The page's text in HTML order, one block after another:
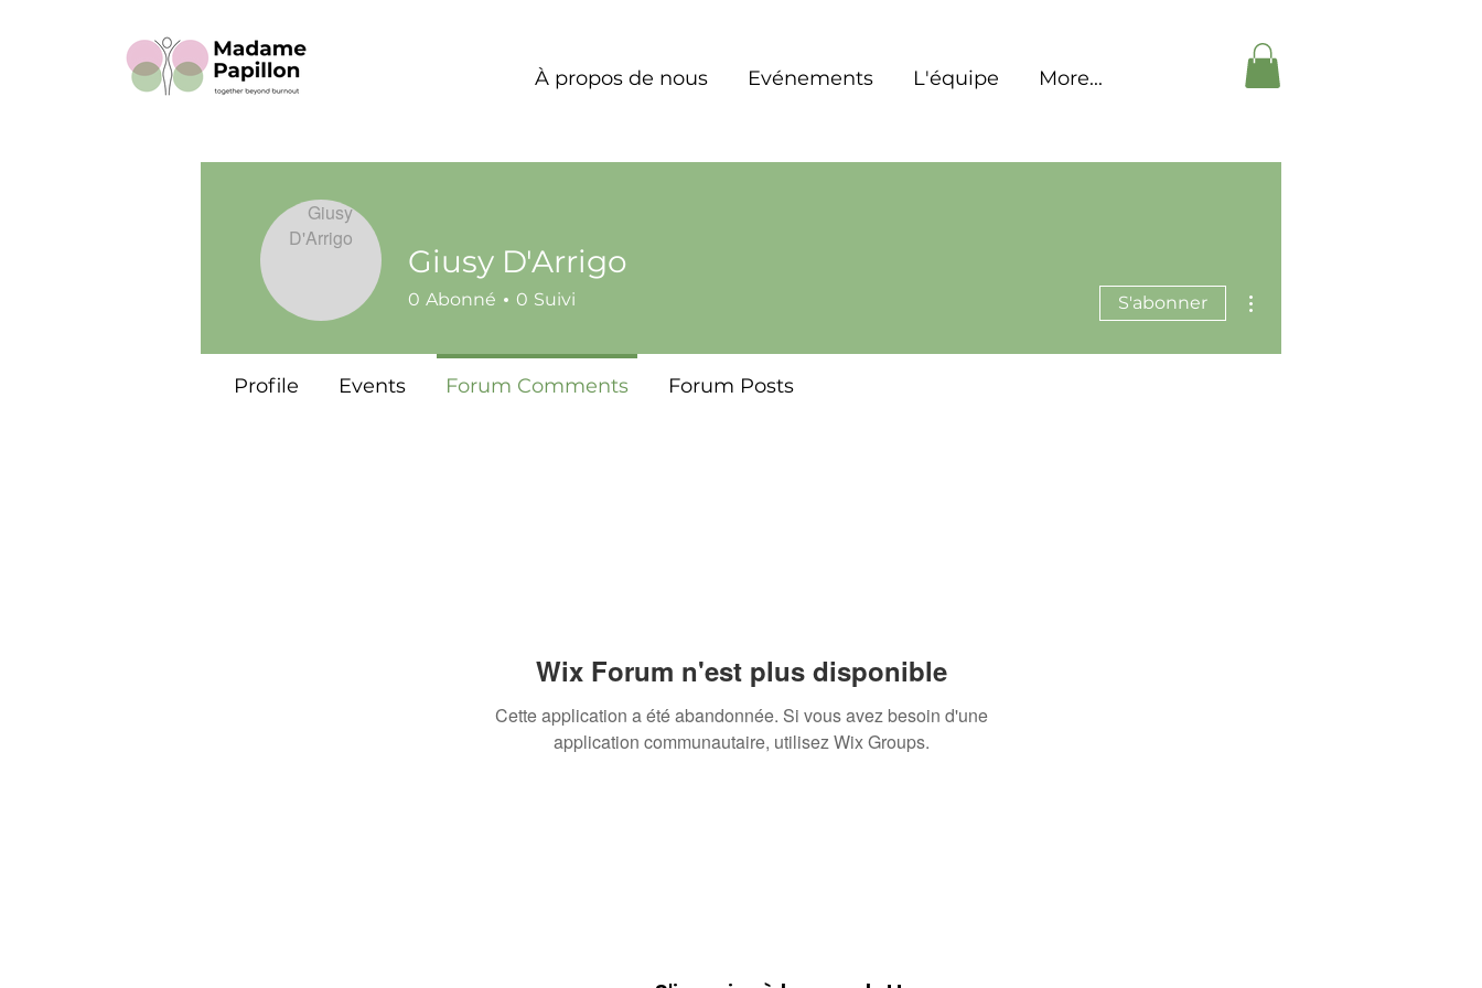
À propos de nous Evénements L'équipe More...
Wix Forum n'est plus disponible
Cette application a été abandonnée. Si vous avez besoin d'une
application communautaire, utilisez Wix Groups.
Giusy D'Arrigo
0 Abonné 0 Suivi S'abonner
Profile Events Forum Comments Forum Posts